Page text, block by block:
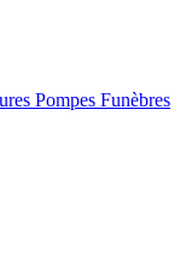
Pompes Funèbres